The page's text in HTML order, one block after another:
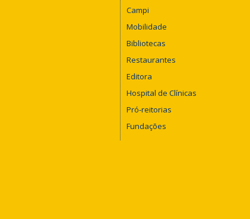
Campi
Mobilidade
Bibliotecas
Restaurantes
Editora
Hospital de Clínicas
Pró-reitorias
Fundações